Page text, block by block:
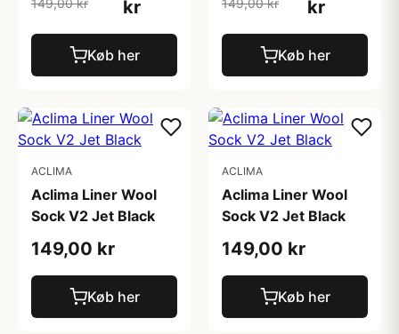
149,00 kr
kr
Køb her
149,00 kr
kr
Køb her
ACLIMA
Aclima Liner Wool
Sock V2 Jet Black
149,00 kr
Køb her
ACLIMA
Aclima Liner Wool
Sock V2 Jet Black
149,00 kr
Køb her